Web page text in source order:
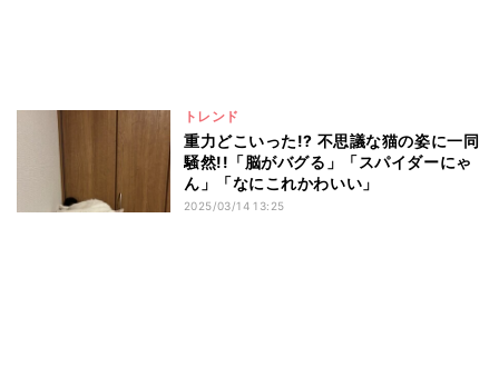
トレンド
重力どこいった!? 不思議な猫の姿に一同
騒然!!「脳がバグる」「スパイダーにゃ
ん」「なにこれかわいい」
2025/03/14 13:25